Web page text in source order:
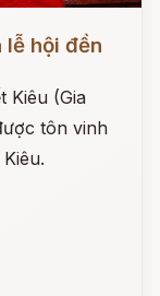
hội đền
Kiêu (Gia
tôn vinh